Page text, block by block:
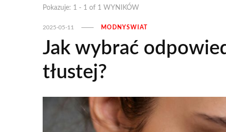
Pokazuje: 1 - 1 of 1 WYNIKÓW
2025-05-11 MODNYSWIAT
Jak wybrać
tłustej?